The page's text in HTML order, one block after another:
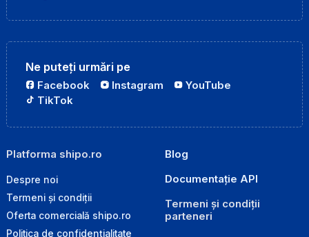
Ne puteți urmări pe
Facebook Instagram
YouTube
TikTok
Platforma shipo.ro
Despre noi
Termeni și condiții
Oferta comercială shipo.ro
Politica de confidențialitate
Blog
Documentație API
Termeni și condiții
parteneri